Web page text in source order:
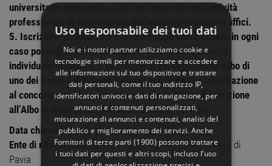
universitario conseguito ai fini dell’esercizio dell’attività
professionale di Infermiere e dell’accesso ai pubblici uffici.
5. Iscrizione all’Albo Professionale (che dovrà essere in ogni
caso posseduta all’atto di sottoscrizione del contratto
individuale di lavoro). L’iscrizione al corrispondente Albo di
uno dei Paesi dell’Unione Europea consente la partecipazione
al concorso pubblico, fermo restando l’obbligo di iscrizione
all’Albo in Italia prima dell’assunzione in servizio.
Data chiusura candidature:05 Maggio 2025 23:59
Ente di riferimento:Azienda Socio Sanitaria Territoriale di
Pavia
Uso responsabile dei tuoi dati
Noi e i nostri partner utilizziamo cookie e
tecnologie simili per memorizzare e accedere
alle informazioni sul tuo dispositivo e trattare
dati personali, come il tuo indirizzo IP,
identificatori univoci e dati di navigazione, per
annunci e contenuti personalizzati,
misurazione di annunci e contenuti, analisi del
pubblico e miglioramento dei servizi. Anche
Fornitori di terze parti (1900) possono trattare
i tuoi dati per questi e altri scopi, incluso l’uso